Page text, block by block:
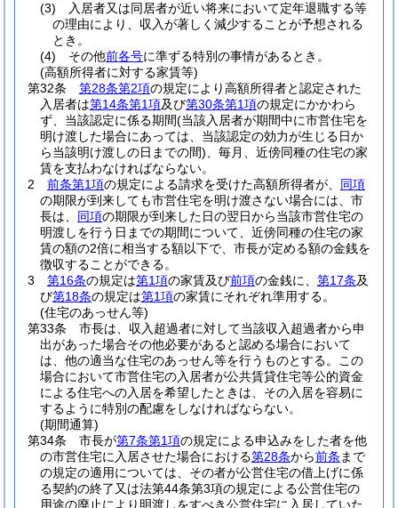
(3)
入居者又は同居者が近い将来において定年退職する等
の理由により、収入が著しく減少することが予想される
とき。
(4)
その他前各号に準ずる特別の事情があるとき。
(高額所得者に対する家賃等)
第32条
第28条第2項の規定により高額所得者と認定された
入居者は第14条第1項及び第30条第1項の規定にかかわら
ず、当該認定に係る期間(当該入居者が期間中に市営住宅を
明け渡した場合にあっては、当該認定の効力が生じる日か
ら当該明け渡しの日までの間) 、毎月、近傍同種の住宅の家
賃を支払わなければならない。
2
前条第1項の規定による請求を受けた高額所得者が、 同項
の期限が到来しても市営住宅を明け渡さない場合には、市
長は、 同項の期限が到来した日の翌日から当該市営住宅の
明渡しを行う日までの期間について、近傍同種の住宅の家
賃の額の2倍に相当する額以下で、市長が定める額の金銭を
徴収することができる。
3
第16条の規定は第1項の家賃及び前項の金銭に、 第17条及
び第18条の規定は第1項の家賃にそれぞれ準用する。
(住宅のあっせん等)
第33条
市長は、収入超過者に対して当該収入超過者から申
出があった場合その他必要があると認める場合において
は、他の適当な住宅のあっせん等を行うものとする。
この
場合において市営住宅の入居者が公共賃貸住宅等公的資金
による住宅への入居を希望したときは、その入居を容易に
するように特別の配慮をしなければならない。
(期間通算)
第34条
市長が第7条第1項の規定による申込みをした者を他
の市営住宅に入居させた場合における第28条から前条 まで
の規定の適用については、その者が公営住宅の借上げに係
る契約の終了又は法第44条第3項の規定による公営住宅の
用途の廃止により明渡しをすべき公営住宅に入居していた